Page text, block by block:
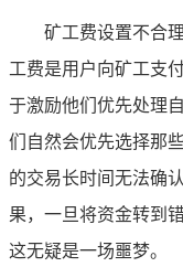
矿工费设置不合
工费是用户向矿工支
于激励他们优先处理
们自然会优先选择那
的交易长时间无法确
果，一旦将资金转到
这无疑是一场噩梦。